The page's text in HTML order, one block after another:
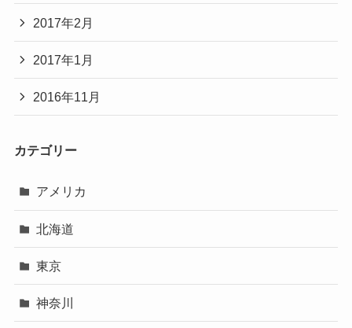
2017年2月
2017年1月
2016年11月
カテゴリー
アメリカ
北海道
東京
神奈川